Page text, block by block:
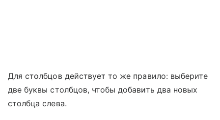
Для столбцов действует то же правило: выберите
две буквы столбцов, чтобы добавить два новых
столбца слева.